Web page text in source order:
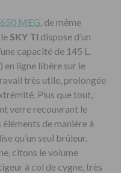
MEG , de même
SKY TI dispose d’un
capacité de 145 L.
en ligne libère sur le
très utile, prolongée
Plus que tout,
verre recouvrant le
de manière à
qu’un seul brûleur.
citons le volume
à col de cygne, très